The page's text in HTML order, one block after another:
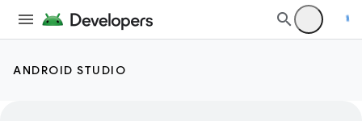
ANDROID STUDIO